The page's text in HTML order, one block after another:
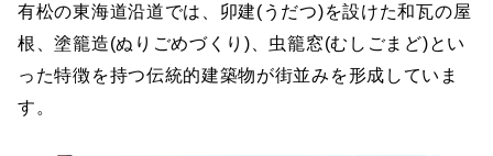
有松の東海道沿道では、卯建(うだつ)を設けた和瓦の屋
根、塗籠造(ぬりごめづくり)、虫籠窓(むしごまど)とい
った特徴を持つ伝統的建築物が街並みを形成していま
す。